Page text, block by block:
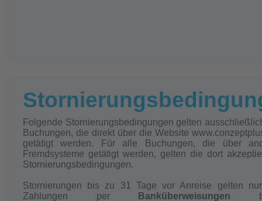
Folgende Stornierungsbedingungen gelten
Buchungen, die direkt über die Website
getätigt werden. Für alle Buchungen, die über
Fremdsysteme getätigt werden, gelten die dort
Stornierungsbedingungen.
Stornierungen bis zu 31 Tage vor Anreise gelten
Zahlungen per
Banküberweisungen